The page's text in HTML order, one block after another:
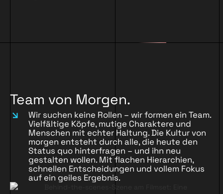
Team von Morgen.
Wir suchen keine Rollen – wir formen ein Team.
Vielfältige Köpfe, mutige Charaktere und
Menschen mit echter Haltung. Die Kultur von
morgen entsteht durch alle, die heute den
Status quo hinterfragen – und ihn neu
gestalten wollen. Mit flachen Hierarchien,
schnellen Entscheidungen und vollem Fokus
auf ein geiles Ergebnis.